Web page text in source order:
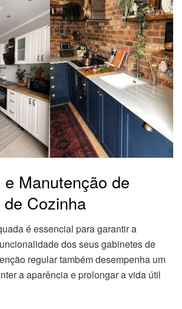
Manutenção de
Cozinha
é essencial para garantir a
dos seus gabinetes de
regular também desempenha um
a aparência e prolongar a vida útil